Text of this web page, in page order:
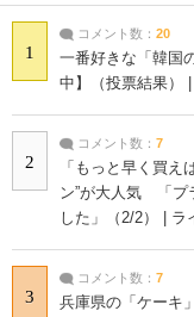
1
コメント数： 20
一番好きな「韓国
中】（投票結果）
2
コメント数： 7
「もっと早く買
ン”が大人気 「プ
した」（2/2） | ラ
3
コメント数： 7
兵庫県の「ケーキ